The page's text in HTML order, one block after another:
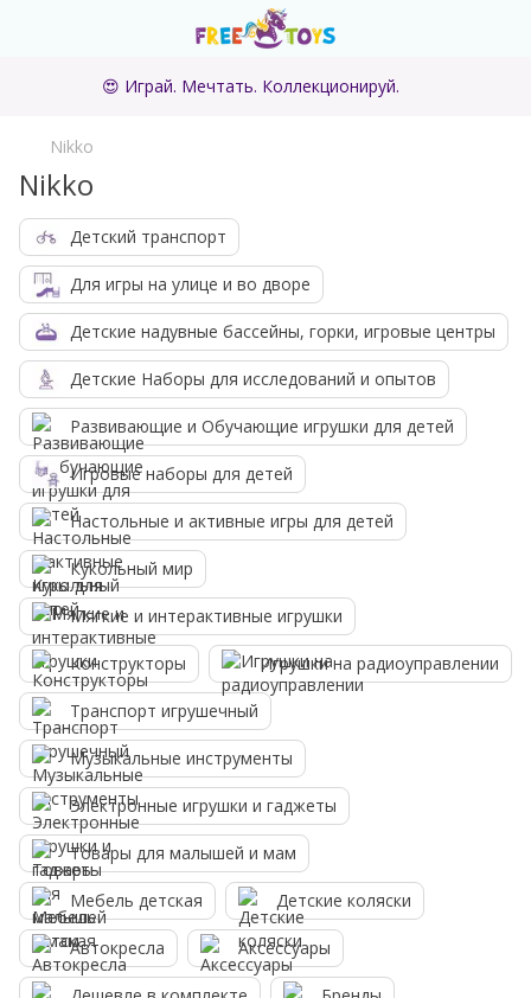
😍 Играй. Мечтать. Коллекционируй.
Nikko
Nikko
Детский транспорт
Для игры на улице и во дворе
Детские надувные бассейны, горки, игровые центры
Детские Наборы для исследований и опытов
Развивающие и Обучающие игрушки для детей
Игровые наборы для детей
Настольные и активные игры для детей
Кукольный мир
Мягкие и интерактивные игрушки
Конструкторы Игрушки на радиоуправлении
Транспорт игрушечный
Музыкальные инструменты
Электронные игрушки и гаджеты
Товары для малышей и мам
Мебель детская Детские коляски
Автокресла Аксессуары